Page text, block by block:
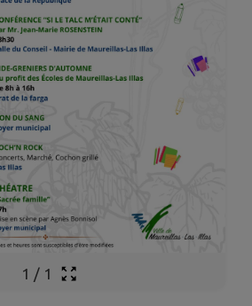
1 / 1